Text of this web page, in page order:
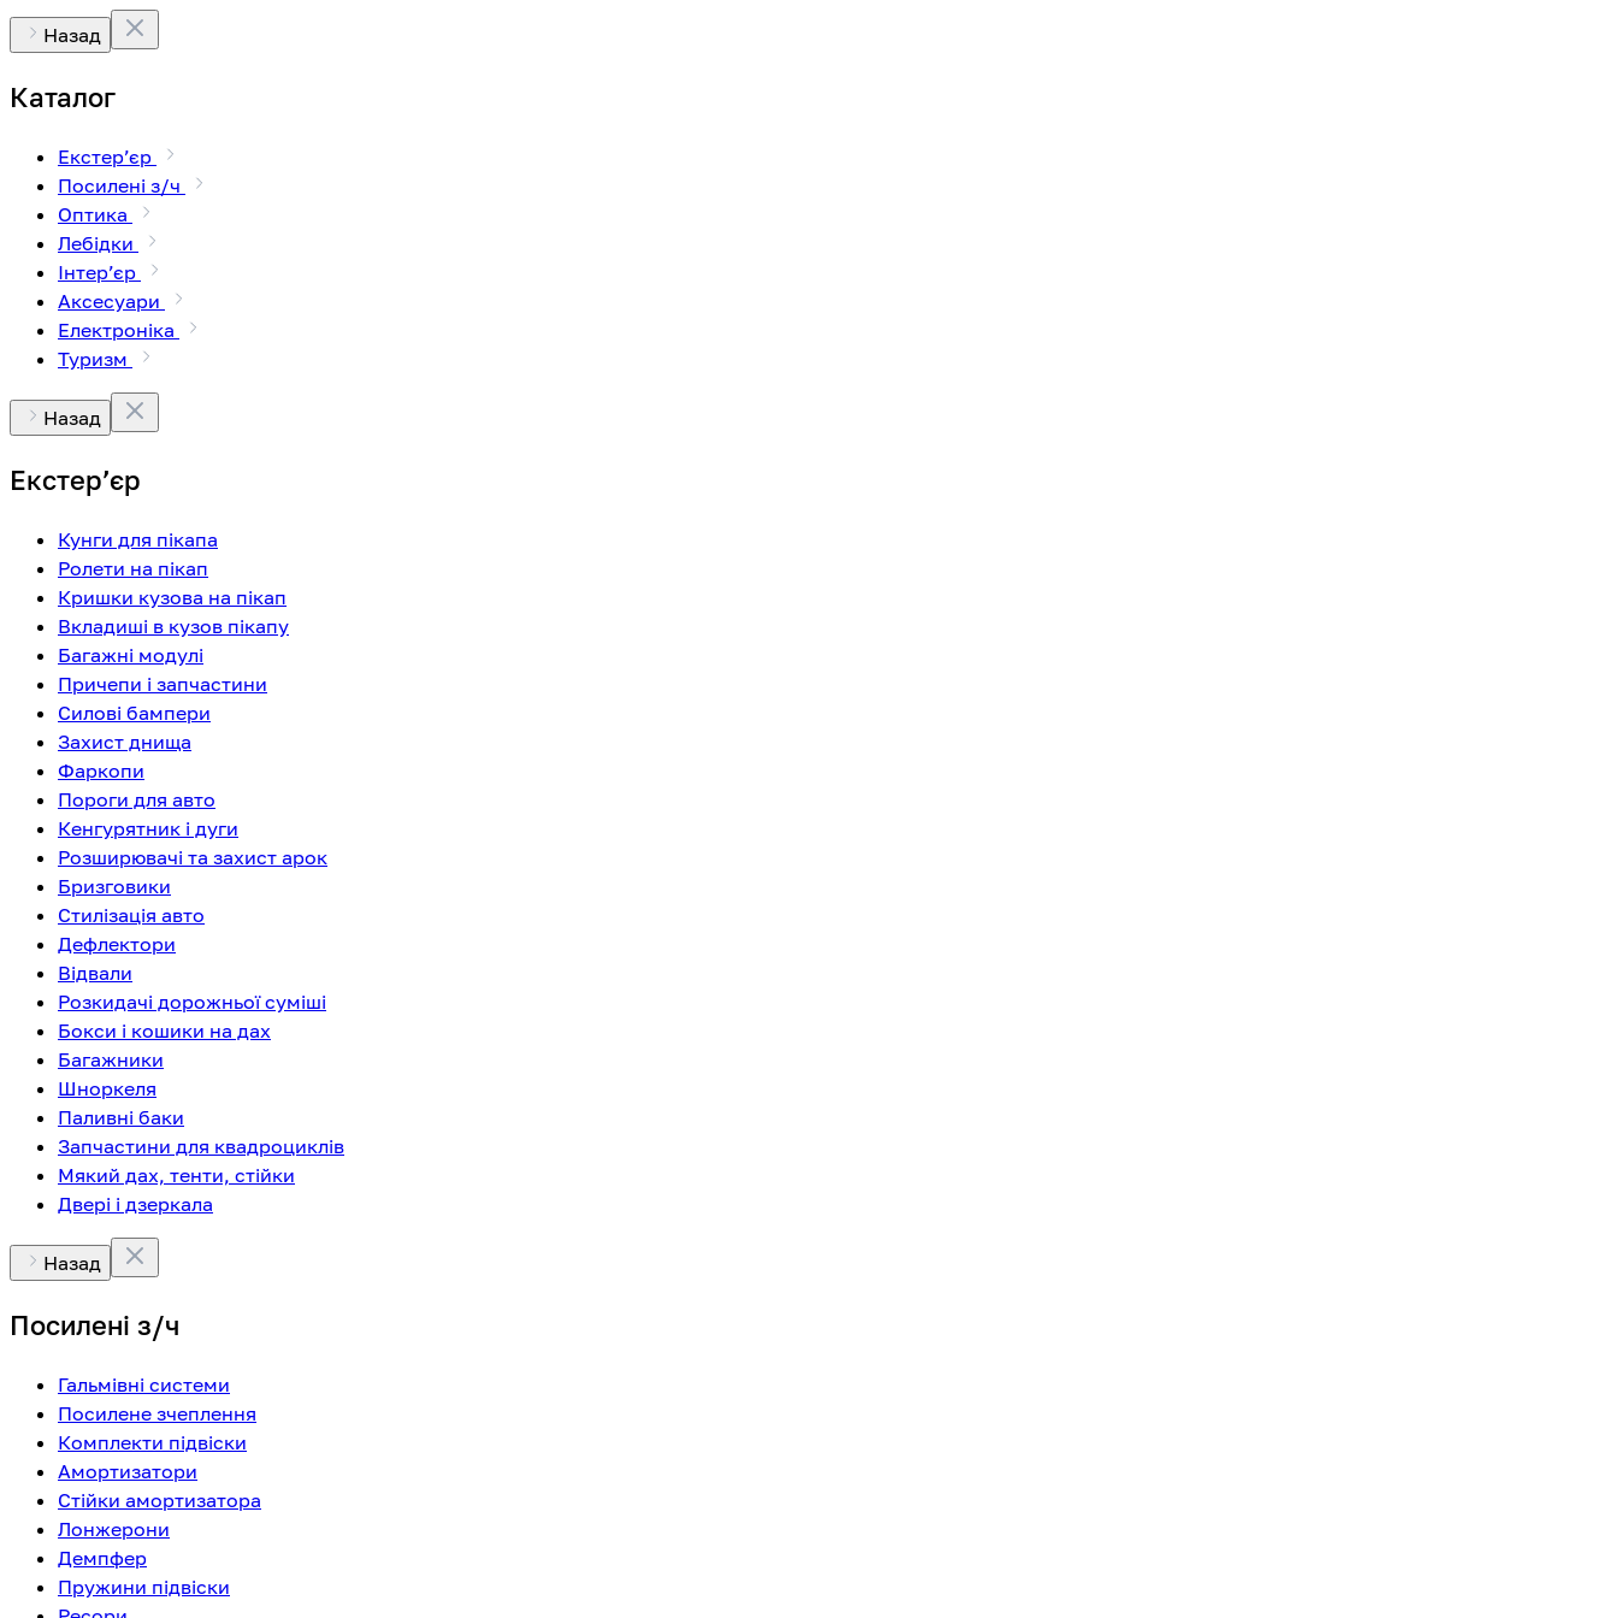
Назад
Каталог
Екстерʼєр
Посилені з/ч
Оптика
Лебідки
Інтерʼєр
Аксесуари
Електроніка
Туризм
Назад
Екстерʼєр
Кунги для пікапа
Ролети на пікап
Кришки кузова на пікап
Вкладиші в кузов пікапу
Багажні модулі
Причепи і запчастини
Силові бампери
Захист днища
Фаркопи
Пороги для авто
Кенгурятник і дуги
Розширювачі та захист арок
Бризговики
Стилізація авто
Дефлектори
Відвали
Розкидачі дорожньої суміші
Бокси і кошики на дах
Багажники
Шноркеля
Паливні баки
Запчастини для квадроциклів
Мякий дах, тенти, стійки
Двері і дзеркала
Назад
Посилені з/ч
Гальмівні системи
Посилене зчеплення
Комплекти підвіски
Амортизатори
Стійки амортизатора
Лонжерони
Демпфер
Пружини підвіски